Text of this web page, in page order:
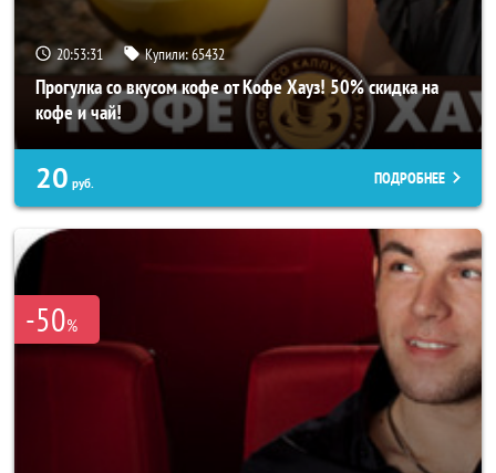
20:53:27 Купили:65432
Прогулка со вкусом кофе от Кофе Хауз! 50% скидка на
кофе и чай!
20 руб. ПОДРОБНЕЕ
-50%